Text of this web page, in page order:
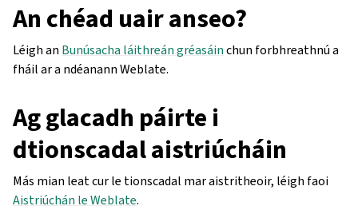
An chéad uair anseo?
Léigh an Bunúsacha láithreán gréasáinchun forbhreathnú a
fháil ar a ndéanann Weblate.
Ag glacadh páirte i
dtionscadal aistriúcháin
Más mian leat cur le tionscadal mar aistritheoir, léigh faoi
Aistriúchán le Weblate.